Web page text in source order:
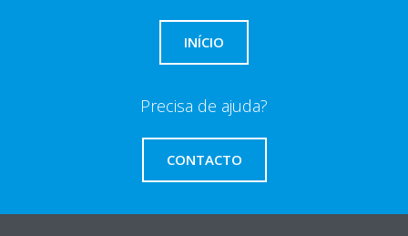
INÍCIO
Precisa de ajuda?
CONTACTO